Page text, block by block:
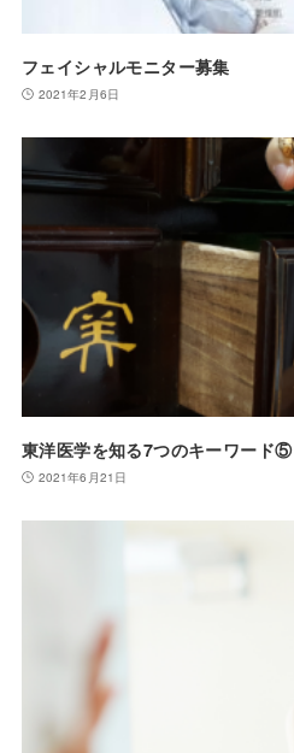
フェイシャルモニター募集
2021年2月6日
東洋医学を知る7つのキーワード⑤
2021年6月21日